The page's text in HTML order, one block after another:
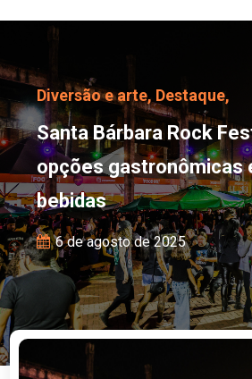
Santa Bárbara
Diversão e arte, Destaque,
Santa Bárbara Rock
opções gastronômicas
bebidas
6 de agosto de 2025